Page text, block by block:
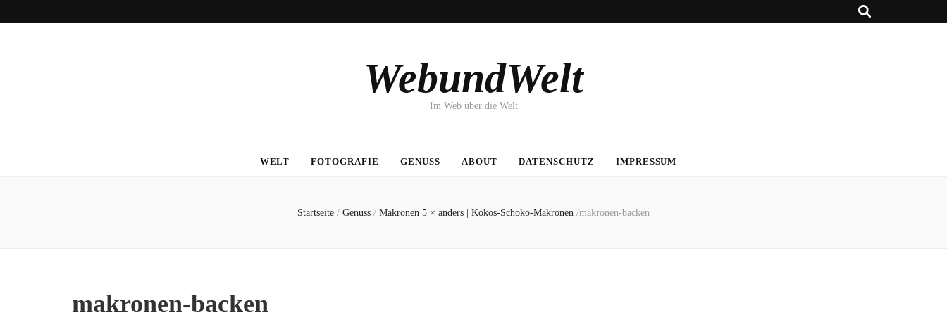
WebundWelt
Im Web über die Welt
WELT FOTOGRAFIE GENUSS ABOUT DATENSCHUTZ IMPRESSUM
Startseite / Genuss / Makronen 5 × anders | Kokos-Schoko-Makronen /makronen-backen
makronen-backen